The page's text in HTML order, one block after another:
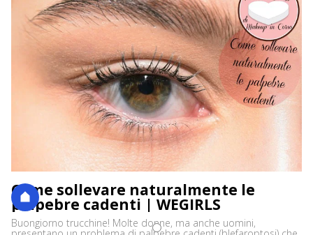
Come sollevare naturalmente le
palpebre cadenti | WEGIRLS
Buongiorno trucchine! Molte donne, ma anche uomini,